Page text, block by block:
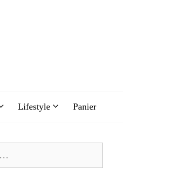
Lifestyle Panier